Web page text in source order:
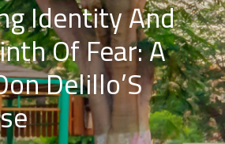
Identity And
Of Fear: A
Delillo’S